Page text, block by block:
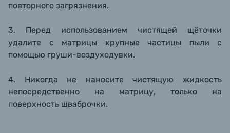
повторного загрязнения.
3. Перед использованием чистящей щёточки
удалите с матрицы крупные частицы пыли с
помощью груши-воздуходувки.
4. Никогда не наносите чистящую жидкость
непосредственно на матрицу, только на
поверхность шваброчки.